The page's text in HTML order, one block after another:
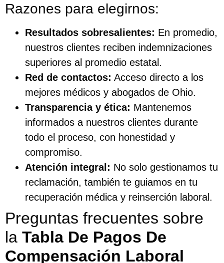
Razones para elegirnos:
Resultados sobresalientes: En promedio,
nuestros clientes reciben indemnizaciones
superiores al promedio estatal.
Red de contactos: Acceso directo a los
mejores médicos y abogados de Ohio.
Transparencia y ética: Mantenemos
informados a nuestros clientes durante
todo el proceso, con honestidad y
compromiso.
Atención integral: No solo gestionamos tu
reclamación, también te guiamos en tu
recuperación médica y reinserción laboral.
Preguntas frecuentes sobre
la Tabla De Pagos De
Compensación Laboral